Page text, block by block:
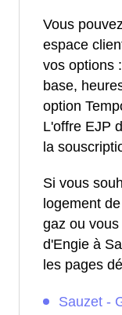
Vous
espace
vos options
base,
option
L'offre EJP
la
Si vous
logement
gaz ou
d'Engie à
les pages
Sauzet -